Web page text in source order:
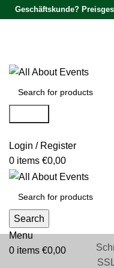
Geschäftskunde?
Login / Register
0 items €0,00
Search
Menu
0 items €0,00